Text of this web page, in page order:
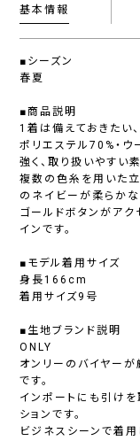
基本情報
■シーズン
春夏
■商品説明
1着は備えておきたい
ポリエステル70%・
強く、取り扱いやすい
複数の色糸を用いた
のネイビーが柔らかな
ゴールドボタンがアク
インです。
■モデル着用サイズ
身長166cm
着用サイズ9号
■生地ブランド説明
ONLY
オンリーのバイヤーが
です。
インポートにも引け
ションです。
ビジネスシーンで着